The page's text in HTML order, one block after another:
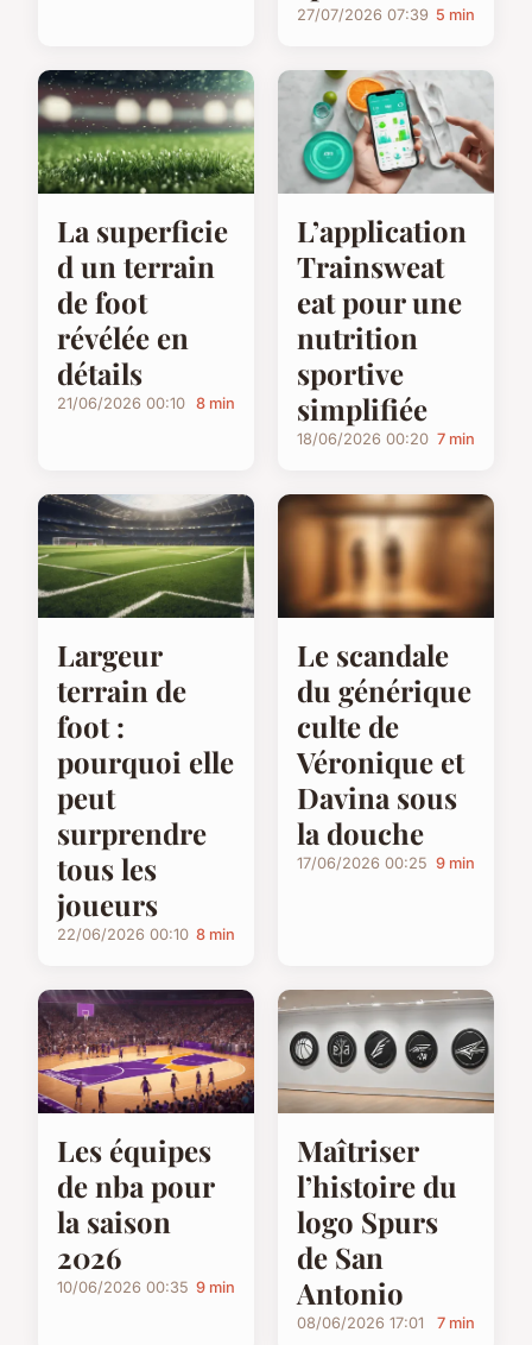
27/07/2026 07:39 5 min
La superficie
d un terrain
de foot
révélée en
détails
21/06/2026 00:10 8 min
L’application
Trainsweat
eat pour une
nutrition
sportive
simplifiée
18/06/2026 00:20 7 min
Largeur
terrain de
foot :
pourquoi elle
peut
surprendre
tous les
joueurs
22/06/2026 00:10 8 min
Le scandale
du générique
culte de
Véronique et
Davina sous
la douche
17/06/2026 00:25 9 min
Les équipes
de nba pour
la saison
2026
10/06/2026 00:35 9 min
Maîtriser
l’histoire du
logo Spurs
de San
Antonio
08/06/2026 17:01 7 min